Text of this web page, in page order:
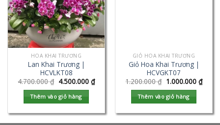
HOA KHAI TRƯƠNG
Lan Khai Trương |
HCVLKT08
4.700.000₫ 4.500.000 ₫
Thêm vào giỏ hàng
GIỎ HOA KHAI TRƯƠNG
Giỏ Hoa Khai Trương |
HCVGKT07
1.200.000₫ 1.000.000 ₫
Thêm vào giỏ hàng